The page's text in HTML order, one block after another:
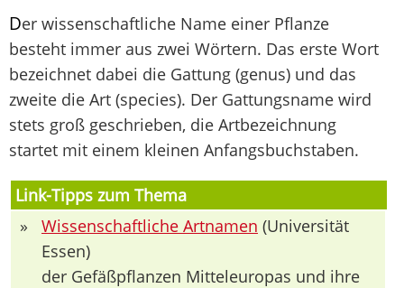
Der wissenschaftliche Name einer Pflanze
besteht immer aus zwei Wörtern. Das erste Wort
bezeichnet dabei die Gattung (genus) und das
zweite die Art (species). Der Gattungsname wird
stets groß geschrieben, die Artbezeichnung
startet mit einem kleinen Anfangsbuchstaben.
Link-Tipps zum Thema
»
Wissenschaftliche Artnamen (Universität
Essen)
der Gefäßpflanzen Mitteleuropas und ihre